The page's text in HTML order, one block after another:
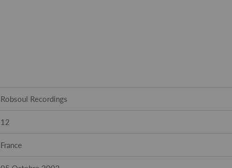
Robsoul Recordings
12
France